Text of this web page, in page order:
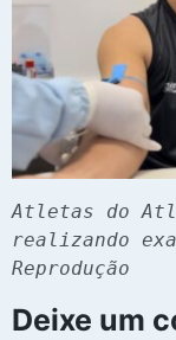
Atletas do
realizando
Reprodução
Deixe um